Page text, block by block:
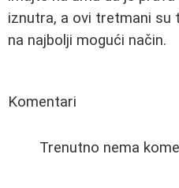
iznutra, a ovi tretmani su
na najbolji mogući način.
Komentari
Trenutno nema